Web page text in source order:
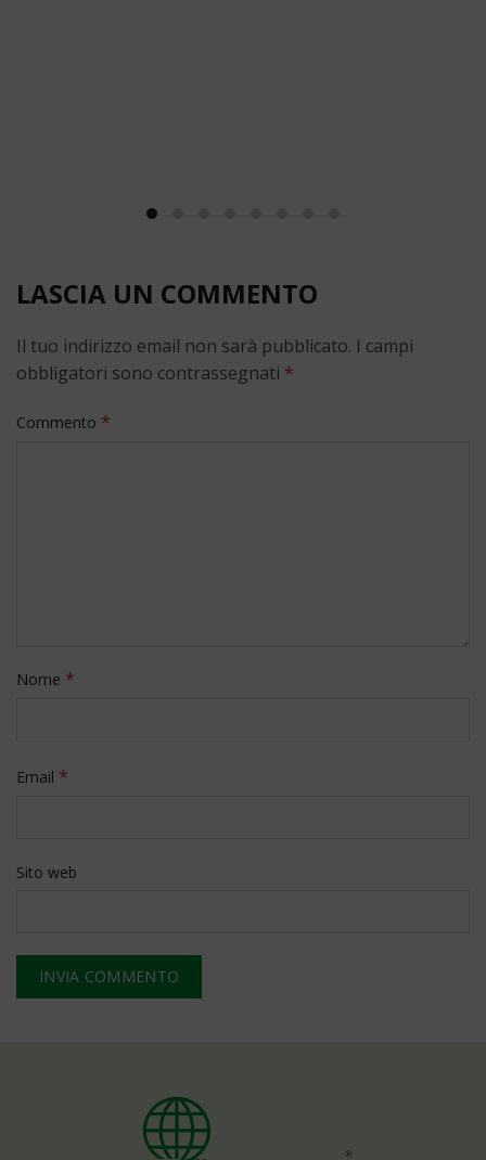
LASCIA UN COMMENTO
Il tuo indirizzo email non sarà pubblicato. I campi
obbligatori sono contrassegnati *
Commento *
Nome *
Email *
Sito web